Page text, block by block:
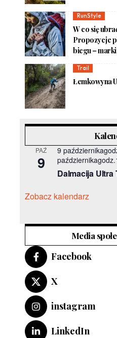
RunStyle
W co się
Propozycje
biegu –
Trail
Łemkowyna
PAŹ
9
9
Dalmacija Ultra
Zobacz kalendarz
Media
Facebook
X
instagram
LinkedIn